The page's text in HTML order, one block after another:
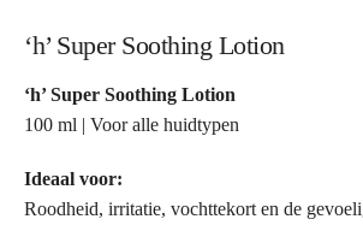
‘h’ Super Soothing Lotion
‘h’ Super Soothing Lotion
100 ml | Voor alle huidtypen
Ideaal voor:
Roodheid, irritatie, vochttekort en de